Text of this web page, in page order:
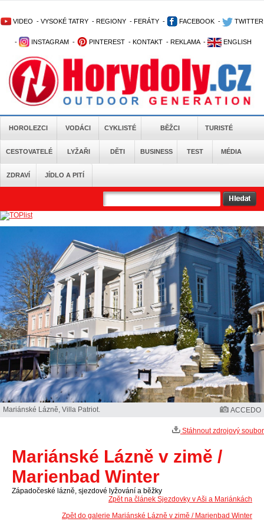
VIDEO - VYSOKÉ TATRY - REGIONY - FERÁTY - FACEBOOK - TWITTER
- INSTAGRAM - PINTEREST - KONTAKT - REKLAMA - ENGLISH
HOROLEZCI VODÁCI CYKLISTÉ BĚŽCI TURISTÉ
CESTOVATELÉ LYŽAŘI DĚTI BUSINESS TEST MÉDIA
ZDRAVÍ JÍDLO A PITÍ
Mariánské Lázně, Villa Patriot. ACCEDO
Stáhnout zdrojový soubor
Mariánské Lázně v zimě /
Marienbad Winter
Západočeské lázně, sjezdové lyžování a běžky
Zpět na článek Sjezdovky v Aši a Mariánkách
Zpět do galerie Mariánské Lázně v zimě / Marienbad Winter